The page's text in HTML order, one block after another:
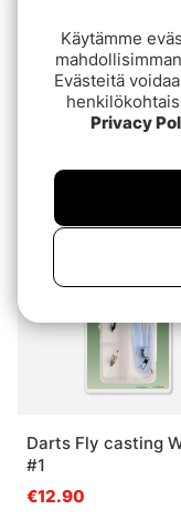
Arvio: (2)5.0
Darts Bombarda
alk.€6
Darts Fly casting
#1
€12.90
Käytämme
Evästeitä
Privacy